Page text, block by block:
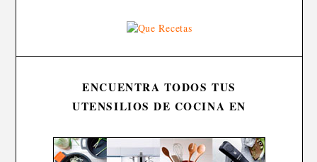
ENCUENTRA TODOS TUS
UTENSILIOS DE COCINA EN